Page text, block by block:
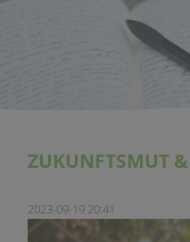
ZUKUNFTSMUT
2023-09-19 20:41